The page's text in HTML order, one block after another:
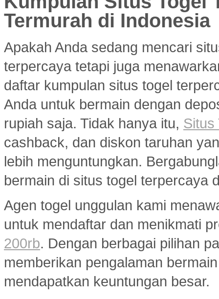
Termurah di Indonesia
Apakah Anda sedang mencari
terpercaya tetapi juga
daftar kumpulan situs togel
Anda untuk bermain dengan
rupiah saja. Tidak hanya itu, Situs
cashback, dan diskon taruhan
lebih menguntungkan.
bermain di situs togel terpercaya
Agen togel unggulan kami
untuk mendaftar dan menikmati
200rb. Dengan berbagai pilihan
memberikan pengalaman
mendapatkan keuntungan besar.